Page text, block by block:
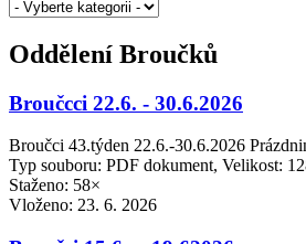
Oddělení Broučků
Broučcci 22.6. - 30.6.2026
Broučci 43.týden 22.6.-30.6.2026
Typ souboru: PDF dokument, Velikost:
Staženo: 58×
Vloženo: 23. 6. 2026